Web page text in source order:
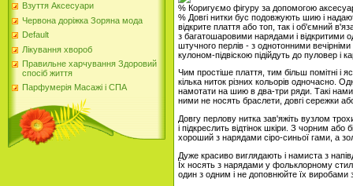
Взуття Аксесуари
Червона доріжка Зоряна мода
Default
Лікування хвороб
Правильне харчування Здоровий
спосіб життя
Парфумерія Масажі і СПА
% Коригуємо фігуру за допомогою
% Довгі нитки бус подовжують шию і
відкрите плаття або топ, так і об'ємний
з багатошаровими нарядами і відкритими
штучного перлів - з однотонними
кулоном-підвіскою підійдуть до пуловер і
Чим простіше плаття, тим більш помітні і
кілька ниток різних кольорів одночасно.
намотати на шию в два-три ряди. Такі
ними не носять браслети, довгі сережки
Довгу перлову нитка зав'яжіть вузлом
і підкреслить відтінок шкіри. З чорним
хороший з нарядами сіро-синьої гами, а
Дуже красиво виглядають і намиста з
Їх носять з нарядами у фольклорному
один з одним і не доповнюйте їх виробами